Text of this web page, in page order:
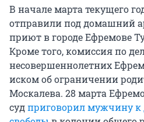
В начале марта текущего
отправили под домашний
приют в городе Ефремове
Кроме того, комиссия по
несовершеннолетних
иском об ограничении
Москалева. 28 марта
судприговорил мужчину